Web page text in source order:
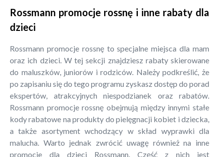
Rossmann promocje rossnę i inne rabaty dla
dzieci
Rossmann promocje rossnę to specjalne miejsca dla mam
oraz ich dzieci. W tej sekcji znajdziesz rabaty skierowane
do maluszków, juniorów i rodziców. Należy podkreślić, że
po zapisaniu się do tego programu zyskasz dostęp do porad
ekspertów, atrakcyjnych niespodzianek oraz rabatów.
Rossmann promocje rossnę obejmują między innymi stałe
kody rabatowe na produkty do pielęgnacji kobiet i dziecka,
a także asortyment wchodzący w skład wyprawki dla
malucha. Warto jednak zwrócić uwagę również na inne
promocje dla dzieci Rossmann. Część z nich jest